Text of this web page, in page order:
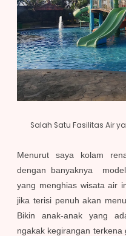
Salah Satu Fasilitas Air
Menurut saya kolam
dengan banyaknya
yang menghias wisata air
jika terisi penuh akan
Bikin anak-anak yang
ngakak kegirangan